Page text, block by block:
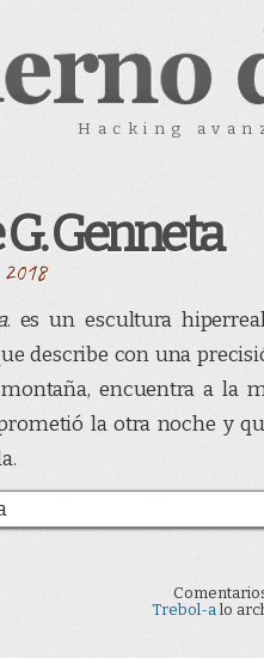
Hacking
Genneta
2018
. es un escultura
describe con una
encuentra a la
la otra noche y
Trebol-a lo